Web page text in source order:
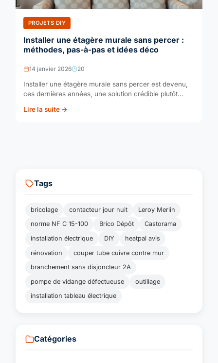
PROJETS DIY
Installer une étagère murale sans percer :
méthodes, pas-à-pas et idées déco
14 janvier 2026 20
Installer une étagère murale sans percer est devenu,
ces dernières années, une solution crédible plutôt...
Lire la suite →
Tags
bricolage contacteur jour nuit
Leroy Merlin
norme NF C 15-100
Brico Dépôt
Castorama
installation électrique
DIY
heatpal avis
rénovation
couper tube cuivre contre mur
branchement sans disjoncteur 2A
pompe de vidange défectueuse
outillage
installation tableau électrique
Catégories